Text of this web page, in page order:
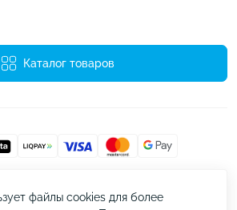
Каталог товаров
© 2026
файлы cookies для более